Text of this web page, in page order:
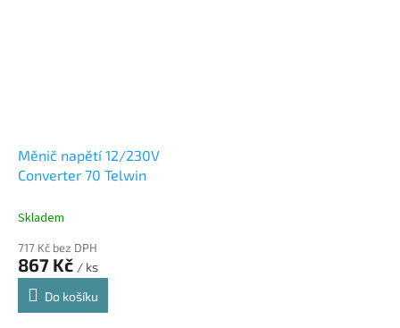
Měnič napětí 12/230V
Converter 70 Telwin
Skladem
717 Kč bez DPH
867 Kč / ks
Do košíku